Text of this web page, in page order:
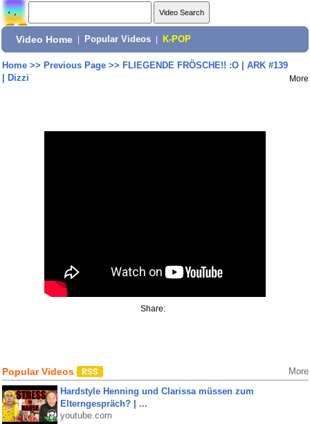
Video Home Popular Videos K-POP
Home>> Previous Page>> FLIEGENDE FRÖSCHE!! :O | ARK #139
| Dizzi
More
Share:
Popular Videos More
Hardstyle Henning und Clarissa müssen zum
Elterngespräch? | ...
youtube.com